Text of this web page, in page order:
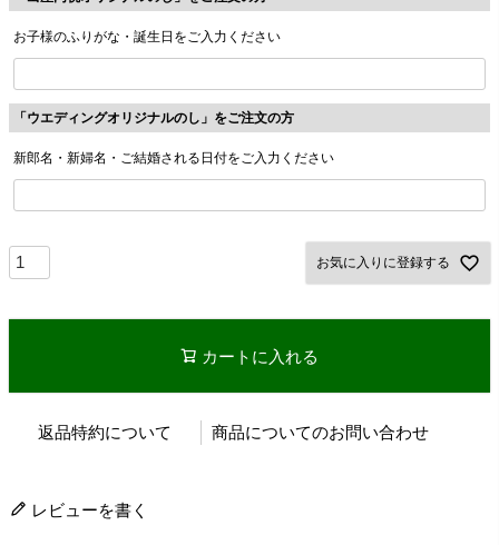
お子様のふりがな・誕生日をご入力ください
「ウエディングオリジナルのし」をご注文の方
新郎名・新婦名・ご結婚される日付をご入力ください
お気に入りに登録する
カートに入れる
返品特約について 商品についてのお問い合わせ
レビューを書く